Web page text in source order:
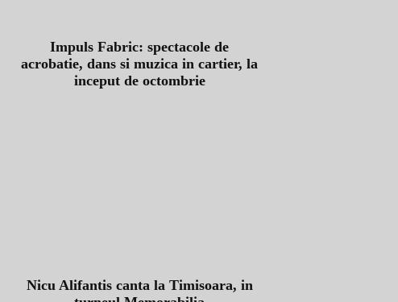
Impuls Fabric: spectacole de
acrobatie, dans si muzica in cartier, la
inceput de octombrie
Nicu Alifantis canta la Timisoara, in